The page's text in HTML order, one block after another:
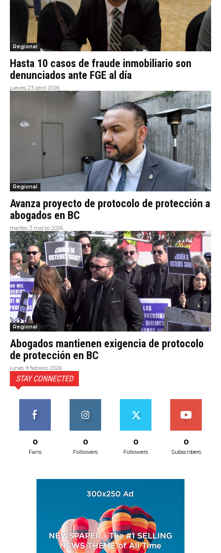
Regional
Hasta 10 casos de fraude inmobiliario son
denunciados ante FGE al día
jueves 23 abril 2026
Regional
Avanza proyecto de protocolo de protección a
abogados en BC
martes 3 marzo 2026
Regional
Abogados mantienen exigencia de protocolo
de protección en BC
lunes 9 febrero 2026
STAY CONNECTED
0
Fans
0
Followers
0
Followers
0
Subscribers